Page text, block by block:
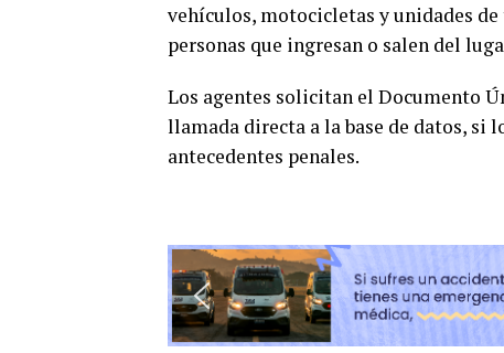
vehículos, motocicletas y unidades
personas que ingresan o salen del
Los agentes solicitan el Documento
llamada directa a la base de datos, si
antecedentes penales.